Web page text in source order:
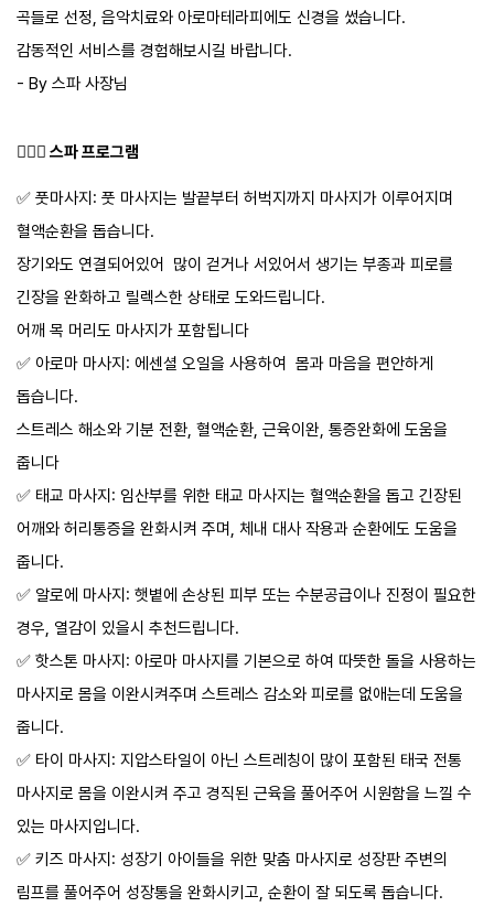
투어픽 오퍼
성인 35,563 원
아동사용불가
아로마 마사지 90분
Aroma Massage 90min
투어픽 오퍼
성인36,799 원
아동사용불가
유아 사용불가
핫스톤 마사지 90분
Hot Stone Massage 90min
투어픽 오퍼
!
성인 38,036 원
아동
예약
타이 마사지 90분
투어픽 오퍼
!
아동 사용불가
유아사용불가
예약
곡들로 선정, 음악치료와 아로마테라피에도 신경을 썼습니다.
감동적인 서비스를 경험해보시길 바랍니다.​
- By 스파 사장님
💆🏻‍♂️​ 스파 프로그램
✅️ 풋마사지: 풋 마사지는 발끝부터 허벅지까지 마사지가 이루어지며
혈액순환을 돕습니다.
장기와도 연결되어있어 많이 걷거나 서있어서 생기는 부종과 피로를
긴장을 완화하고 릴렉스한 상태로 도와드립니다.
어깨 목 머리도 마사지가 포함됩니다
✅️ 아로마 마사지: 에센셜 오일을 사용하여 몸과 마음을 편안하게
돕습니다.
스트레스 해소와 기분 전환, 혈액순환, 근육이완, 통증완화에 도움을
줍니다
✅️ 태교 마사지: 임산부를 위한 태교 마사지는 혈액순환을 돕고 긴장된
어깨와 허리통증을 완화시켜 주며, 체내 대사 작용과 순환에도 도움을
줍니다.
✅️ 알로에 마사지: 햇볕에 손상된 피부 또는 수분공급이나 진정이 필요한
경우, 열감이 있을시 추천드립니다.
✅️ 핫스톤 마사지: 아로마 마사지를 기본으로 하여 따뜻한 돌을 사용하는
마사지로 몸을 이완시켜주며 스트레스 감소와 피로를 없애는데 도움을
줍니다.
✅️ 타이 마사지: 지압스타일이 아닌 스트레칭이 많이 포함된 태국 전통
마사지로 몸을 이완시켜 주고 경직된 근육을 풀어주어 시원함을 느낄 수
있는 마사지입니다.
✅️ 키즈 마사지: 성장기 아이들을 위한 맞춤 마사지로 성장판 주변의
림프를 풀어주어 성장통을 완화시키고, 순환이 잘 되도록 돕습니다.